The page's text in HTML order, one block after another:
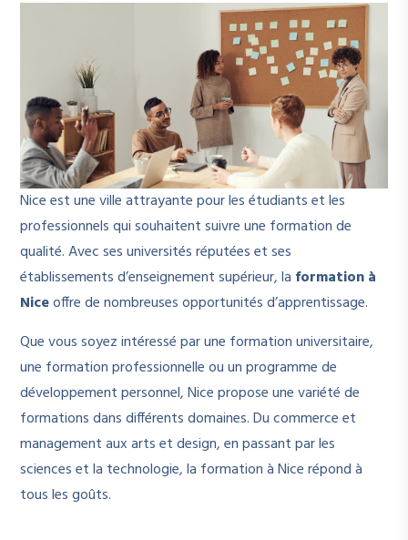
Nice est une ville attrayante pour les étudiants et les
professionnels qui souhaitent suivre une formation de
qualité. Avec ses universités réputées et ses
établissements d’enseignement supérieur, la formation à
Niceoffre de nombreuses opportunités d’apprentissage.
Que vous soyez intéressé par une formation universitaire,
une formation professionnelle ou un programme de
développement personnel, Nice propose une variété de
formations dans différents domaines. Du commerce et
management aux arts et design, en passant par les
sciences et la technologie, la formation à Nice répond à
tous les goûts.